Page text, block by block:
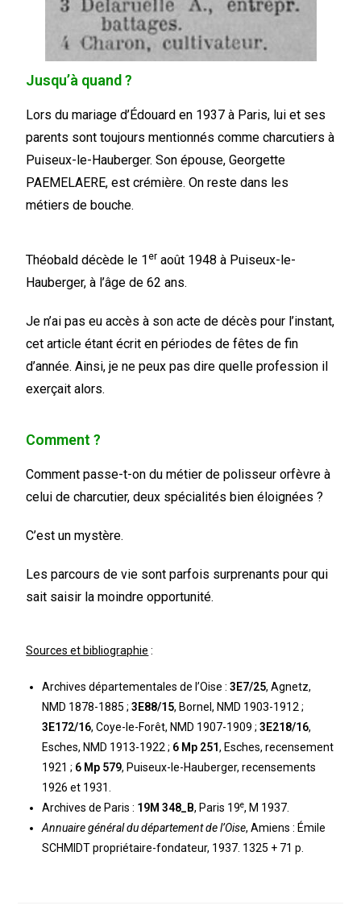
Jusqu’à quand ?
Lors du mariage d’Édouard en 1937 à Paris, lui et ses
parents sont toujours mentionnés comme charcutiers à
Puiseux-le-Hauberger. Son épouse, Georgette
PAEMELAERE, est crémière. On reste dans les
métiers de bouche.
Théobald décède le 1er août 1948 à Puiseux-le-
Hauberger, à l’âge de 62 ans.
Je n’ai pas eu accès à son acte de décès pour l’instant,
cet article étant écrit en périodes de fêtes de fin
d’année. Ainsi, je ne peux pas dire quelle profession il
exerçait alors.
Comment ?
Comment passe-t-on du métier de polisseur orfèvre à
celui de charcutier, deux spécialités bien éloignées ?
C’est un mystère.
Les parcours de vie sont parfois surprenants pour qui
sait saisir la moindre opportunité.
Sources et bibliographie :
Archives départementales de l’Oise :3E7/25, Agnetz,
NMD 1878-1885 ;3E88/15, Bornel, NMD 1903-1912 ;
3E172/16, Coye-le-Forêt, NMD 1907-1909 ;3E218/16,
Esches, NMD 1913-1922 ; 6 Mp 251, Esches, recensement
1921 ; 6 Mp 579, Puiseux-le-Hauberger, recensements
1926 et 1931.
Archives de Paris : 19M 348_B, Paris 19e, M 1937.
Annuaire général du département de l’Oise, Amiens : Émile
SCHMIDT propriétaire-fondateur, 1937. 1325 + 71 p.